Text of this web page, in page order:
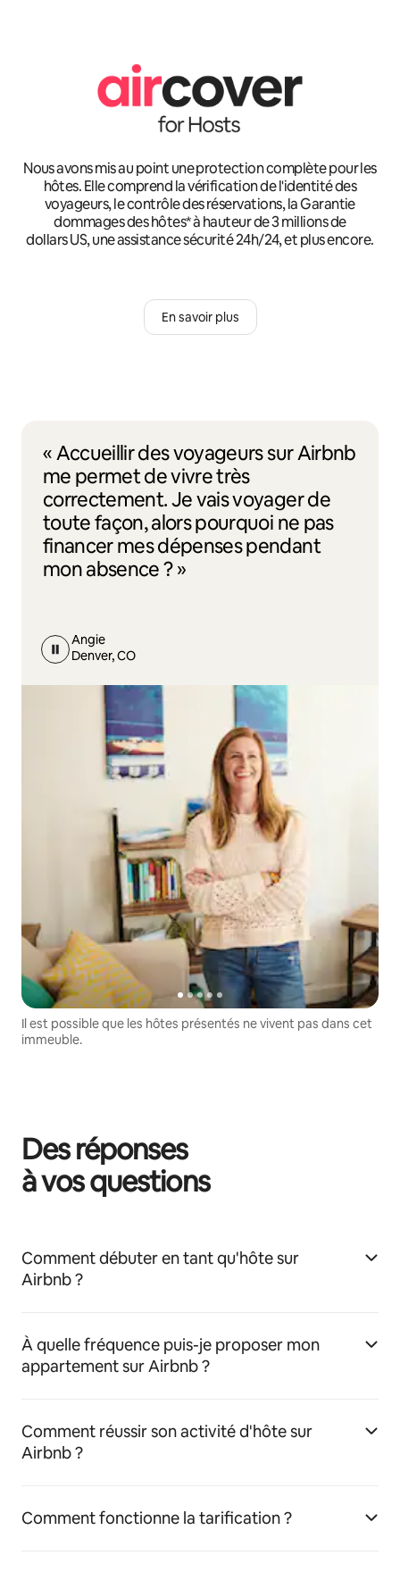
Nous avons mis au point une protection complète pour les
hôtes. Elle comprend la vérification de l'identité des
voyageurs, le contrôle des réservations, la Garantie
dommages des hôtes* à hauteur de 3 millions de
dollars US, une assistance sécurité 24h/24, et plus encore.
En savoir plus
« Accueillir des voyageurs sur Airbnb
me permet de vivre très
correctement. Je vais voyager de
toute façon, alors pourquoi ne pas
financer mes dépenses pendant
mon absence ? »
Angie
Denver, CO
Il est possible que les hôtes présentés ne vivent pas dans cet
immeuble.
Des réponses
à vos questions
Comment débuter en tant qu'hôte sur
Airbnb ?
À quelle fréquence puis-je proposer mon
appartement sur Airbnb ?
Comment réussir son activité d'hôte sur
Airbnb ?
Comment fonctionne la tarification ?